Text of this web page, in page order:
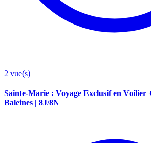
2 vue(s)
Sainte-Marie : Voyage Exclusif en Voilier
Baleines | 8J/8N